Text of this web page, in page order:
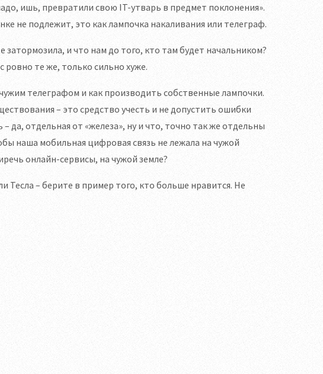
ишь, превратили свою IT-утварь в предмет поклонения».
не подлежит, это как лампочка накаливания или телеграф.
затормозила, и что нам до того, кто там будет начальником?
те же, только сильно хуже.
телеграфом и как производить собственные лампочки.
– это средство учесть и не допустить ошибки
да, отдельная от «железа», ну и что, точно так же отдельны
наша мобильная цифровая связь не лежала на чужой
онлайн-сервисы, на чужой земле?
– берите в пример того, кто больше нравится. Не